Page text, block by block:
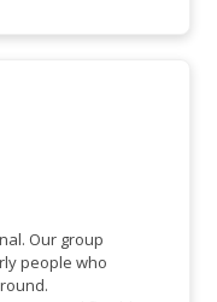
Our group
people who